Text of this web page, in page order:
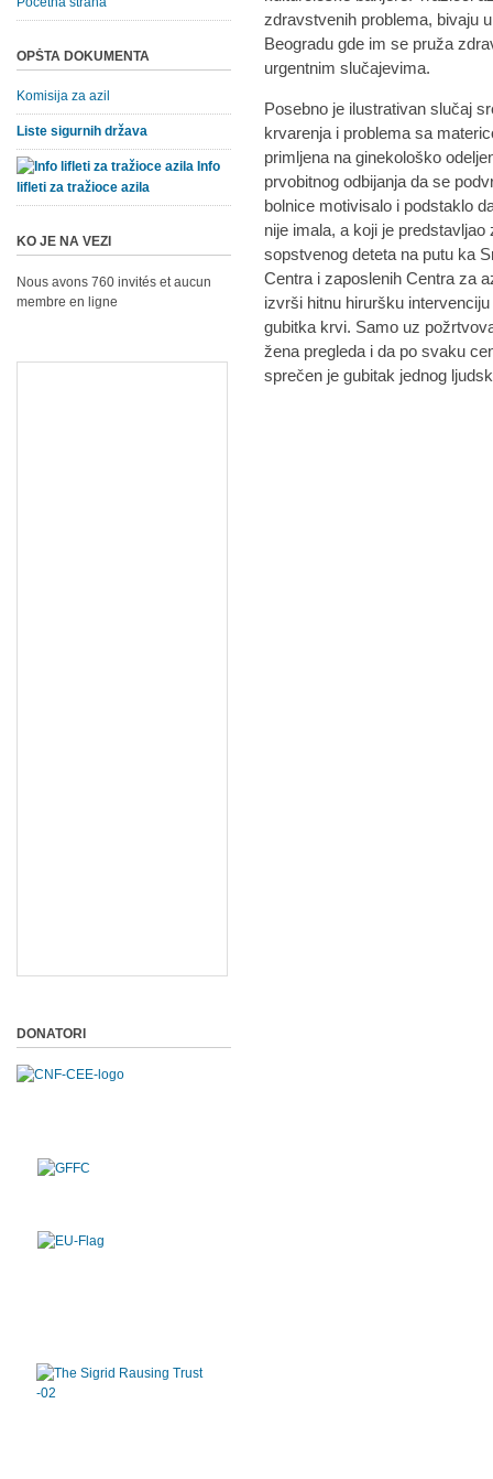
zdravstvenih problema, bivaju
Beogradu gde im se pruža
urgentnim slučajevima.
Posebno je ilustrativan slučaj
krvarenja i problema sa
primljena na ginekološko
prvobitnog odbijanja da se
bolnice motivisalo i podstaklo
nije imala, a koji je
sopstvenog deteta na putu ka
Centra i zaposlenih Centra za
izvrši hitnu hiruršku
gubitka krvi. Samo uz
žena pregleda i da po svaku
sprečen je gubitak jednog
OPŠTA DOKUMENTA
Komisija za azil
Liste sigurnih država
Info
lifleti za tražioce azila
KO JE NA VEZI
Nous avons 760 invités et aucun
membre en ligne
DONATORI